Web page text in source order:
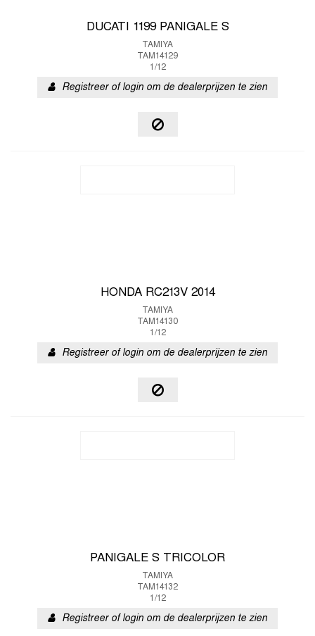
DUCATI 1199 PANIGALE S
TAMIYA
TAM14129
1/12
Registreer of login om de dealerprijzen te zien
HONDA RC213V 2014
TAMIYA
TAM14130
1/12
Registreer of login om de dealerprijzen te zien
PANIGALE S TRICOLOR
TAMIYA
TAM14132
1/12
Registreer of login om de dealerprijzen te zien